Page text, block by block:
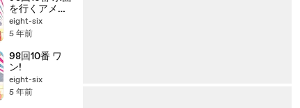
を行くアメン
ボ
eight-six
5 年前
98回10番 ワ
ン!
eight-six
5 年前